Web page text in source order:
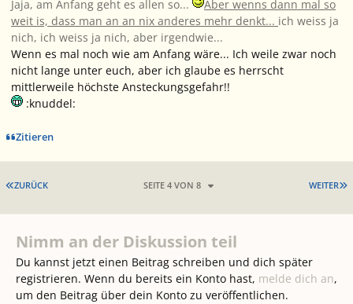
Jaja, am Anfang geht es allen so...
Aber wenns dann mal so
weit is, dass man an an nix anderes mehr denkt... ich weiss ja
nich, ich weiss ja nich, aber irgendwie...
Wenn es mal noch wie am Anfang wäre... Ich weile zwar noch
nicht lange unter euch, aber ich glaube es herrscht
mittlerweile höchste Ansteckungsgefahr!!
:knuddel:
Zitieren
ERSTE SEITE
ZURÜCK WEITER
SEITE 4 VON 8
Nimm an der Diskussion teil
Du kannst jetzt einen Beitrag schreiben und dich später
registrieren. Wenn du bereits ein Konto hast, melde dich an,
um den Beitrag über dein Konto zu veröffentlichen.